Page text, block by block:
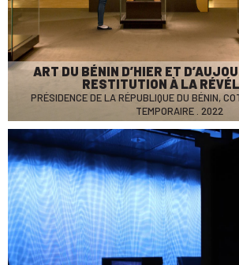
ART DU BÉNIN D’HIER ET
RESTITUTION À LA
PRÉSIDENCE DE LA RÉPUBLIQUE DU BÉNIN,
TEMPORAIRE . 2022